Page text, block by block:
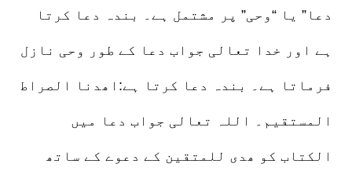
دعا” یا “وحی” پر مشتمل ہے۔ بندہ دعا کرتا
ہے اور خدا تعالی جواب دعا کے طور وحی نازل
فرماتا ہے۔ بندہ دعا کرتا ہے:اھدنا الصراط
المستقیم۔ اللہ تعالی جواب دعا میں
الکتاب کو ھدی للمتقین کے دعوے کے ساتھ